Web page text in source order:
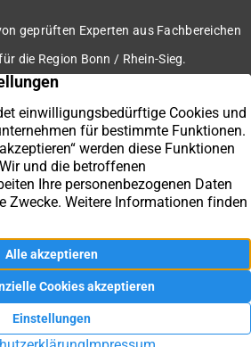
geprüften Experten aus Fachbereichen
die Region Bonn / Rhein-Sieg.
der Immobilienbörse Bonn / Rhein-
Datenschutz